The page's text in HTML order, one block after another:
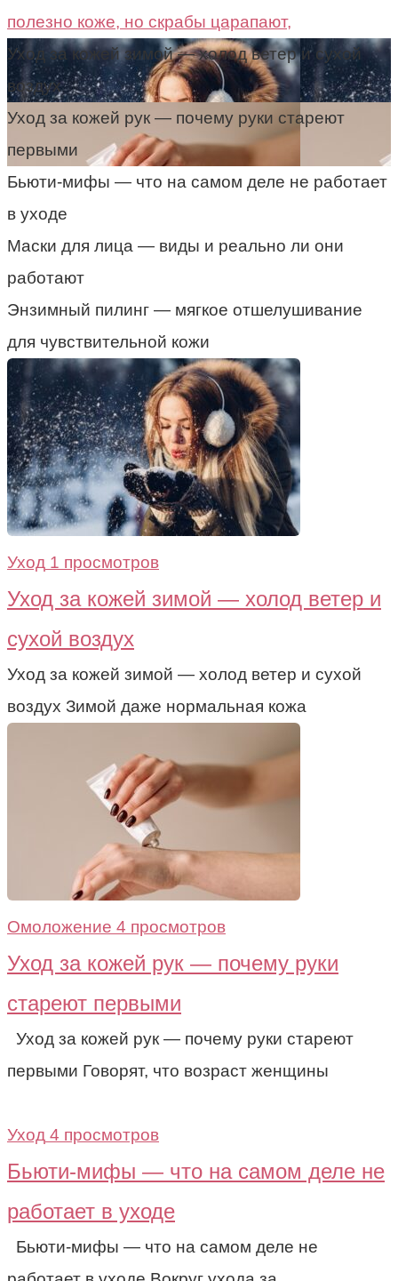
полезно коже, но скрабы царапают,
Уход за кожей зимой — холод ветер и сухой
воздух
Уход за кожей рук — почему руки стареют
первыми
Бьюти-мифы — что на самом деле не работает
в уходе
Маски для лица — виды и реально ли они
работают
Энзимный пилинг — мягкое отшелушивание
для чувствительной кожи
Уход 1 просмотров
Уход за кожей зимой — холод ветер и
сухой воздух
Уход за кожей зимой — холод ветер и сухой
воздух Зимой даже нормальная кожа
Омоложение 4 просмотров
Уход за кожей рук — почему руки
стареют первыми
Уход за кожей рук — почему руки стареют
первыми Говорят, что возраст женщины
Уход 4 просмотров
Бьюти-мифы — что на самом деле не
работает в уходе
Бьюти-мифы — что на самом деле не